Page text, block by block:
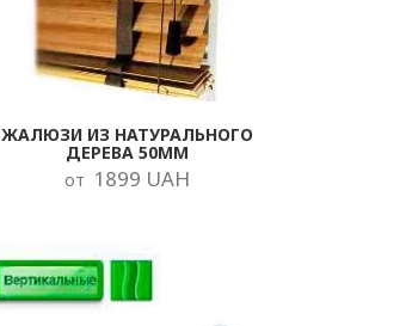
ЖАЛЮЗИ ИЗ НАТУРАЛЬНОГО
ДЕРЕВА 50ММ
от 1899 UAH